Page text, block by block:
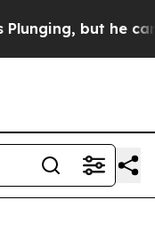
but he can’t